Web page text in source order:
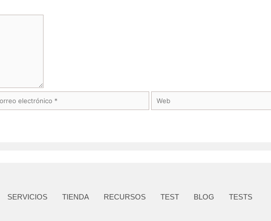
SERVICIOS TIENDA RECURSOS TEST BLOG TESTS